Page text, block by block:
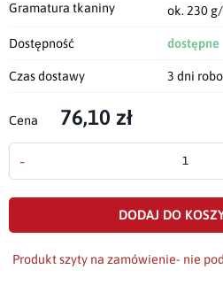
Gramatura tkaniny ok. 230
Dostępność dostępne
Czas dostawy 3 dni
Cena 76,10 zł
-
DODAJ DO
Produkt szyty na zamówienie- nie